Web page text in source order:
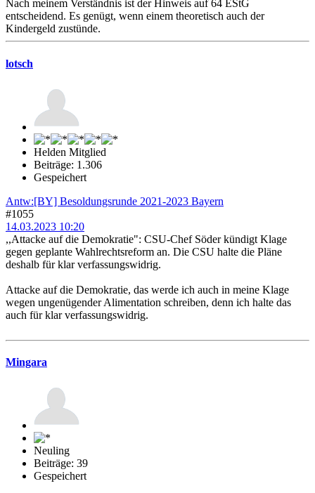
Nach meinem Verständnis ist der Hinweis auf 64 EStG
entscheidend. Es genügt, wenn einem theoretisch auch der
Kindergeld zustünde.
lotsch
Helden Mitglied
Beiträge: 1.306
Gespeichert
Antw:[BY] Besoldungsrunde 2021-2023 Bayern
#1055
14.03.2023 10:20
,,Attacke auf die Demokratie": CSU-Chef Söder kündigt Klage
gegen geplante Wahlrechtsreform an. Die CSU halte die Pläne
deshalb für klar verfassungswidrig.
Attacke auf die Demokratie, das werde ich auch in meine Klage
wegen ungenügender Alimentation schreiben, denn ich halte das
auch für klar verfassungswidrig.
Mingara
Neuling
Beiträge: 39
Gespeichert